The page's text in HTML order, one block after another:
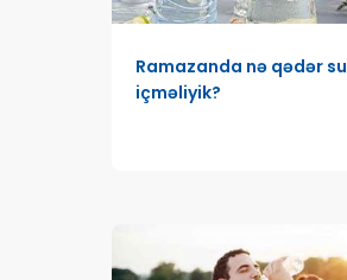
Ramazanda nə qədər su
içməliyik?